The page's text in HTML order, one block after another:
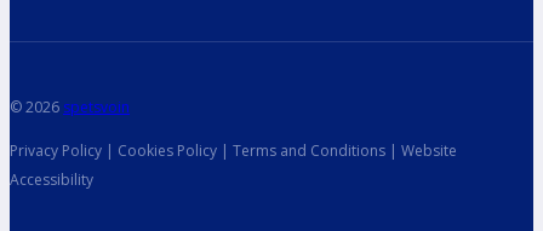
© 2026 spetsvoin
Privacy Policy | Cookies Policy | Terms and Conditions | Website
Accessibility